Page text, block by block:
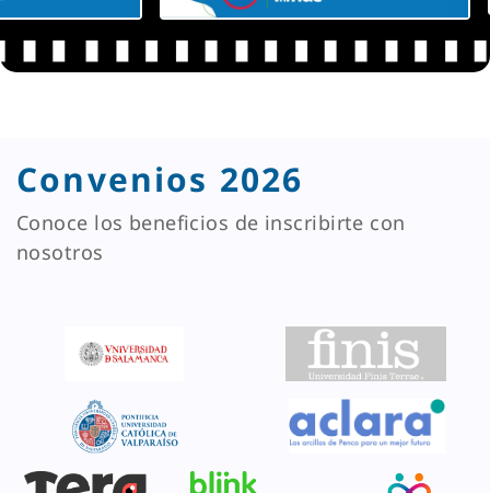
Convenios 2026
Conoce los beneficios de inscribirte con
nosotros